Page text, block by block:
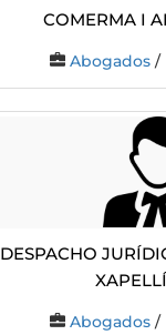
Comerma I
Abogados /
Despacho
Abogados /